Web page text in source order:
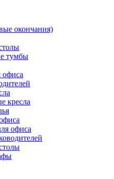
окончания)
тумбы
офиса
кресла
офиса